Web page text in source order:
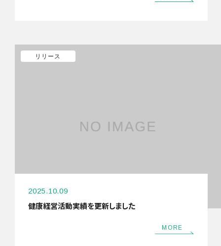
2025.10.09
健康経営活動実績を更新しました
MORE
リリース